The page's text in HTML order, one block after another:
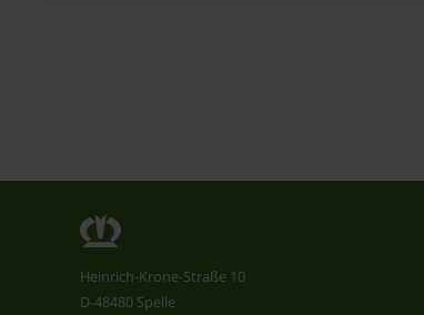
Heinrich-Krone-Straße 10
D-48480 Spelle